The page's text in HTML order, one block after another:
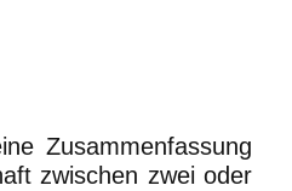
Zusammenfassung
zwischen zwei oder